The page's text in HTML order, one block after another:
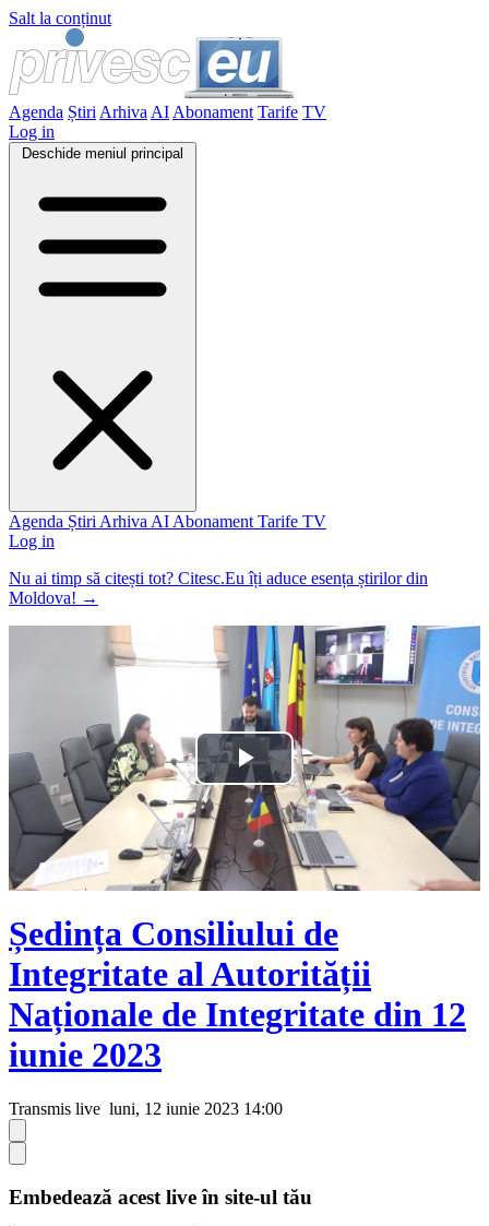
Salt la conținut
Agenda Știri Arhiva AI Abonament Tarife TV
Log in
Deschide meniul principal
Agenda Știri Arhiva AI Abonament Tarife TV
Log in
Nu ai timp să citești tot? Citesc.Eu îți aduce esența știrilor din
Moldova! →
Play
Video
Ședința Consiliului de
Integritate al Autorității
Naționale de Integritate din 12
iunie 2023
Transmis live luni, 12 iunie 2023 14:00
Embedează acest live în site-ul tău